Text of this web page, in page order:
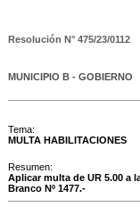
Resolución N° 475/23/0112
MUNICIPIO B - GOBIERNO
Tema:
MULTA HABILITACIONES
Resumen:
Aplicar multa de UR 5.00 a
Branco Nº 1477.-